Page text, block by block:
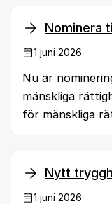
Nominera
1 juni 2026
Nu är
mänskliga
för mänskliga
Nytt
1 juni 2026